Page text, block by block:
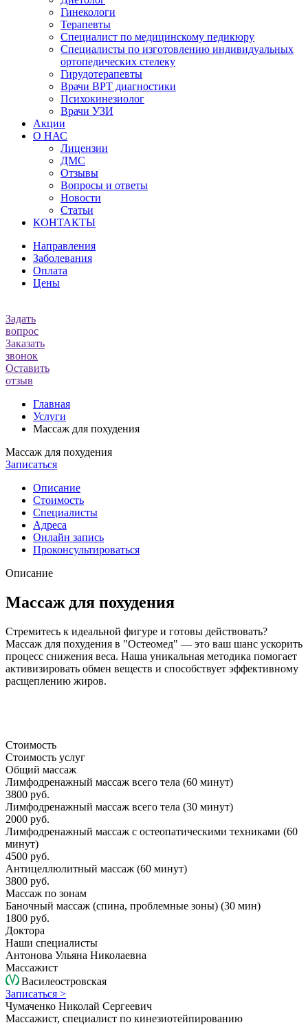
Гинекологи
Терапевты
Специалист по медицинскому педикюру
Специалисты по изготовлению индивидуальных
ортопедических стелеку
Гирудотерапевты
Врачи ВРТ диагностики
Психокинезиолог
Врачи УЗИ
Акции
О НАС
Лицензии
ДМС
Отзывы
Вопросы и ответы
Новости
Статьи
КОНТАКТЫ
Направления
Заболевания
Оплата
Цены
Задать
вопрос
Заказать
звонок
Оставить
отзыв
Главная
Услуги
Массаж для похудения
Массаж для похудения
Записаться
Описание
Стоимость
Специалисты
Адреса
Онлайн запись
Проконсультироваться
Описание
Массаж для похудения
Стремитесь к идеальной фигуре и готовы действовать?
Массаж для похудения в "Остеомед" — это ваш шанс ускорить
процесс снижения веса. Наша уникальная методика помогает
активизировать обмен веществ и способствует эффективному
расщеплению жиров.
Стоимость
Стоимость услуг
Общий массаж
Лимфодренажный массаж всего тела (60 минут)
3800 руб.
Лимфодренажный массаж всего тела (30 минут)
2000 руб.
Лимфодренажный массаж с остеопатическими техниками (60
минут)
4500 руб.
Антицеллюлитный массаж (60 минут)
3800 руб.
Массаж по зонам
Баночный массаж (спина, проблемные зоны) (30 мин)
1800 руб.
Доктора
Наши специалисты
Антонова Ульяна Николаевна
Массажист
Василеостровская
Записаться >
Чумаченко Николай Сергеевич
Массажист, специалист по кинезиотейпированию